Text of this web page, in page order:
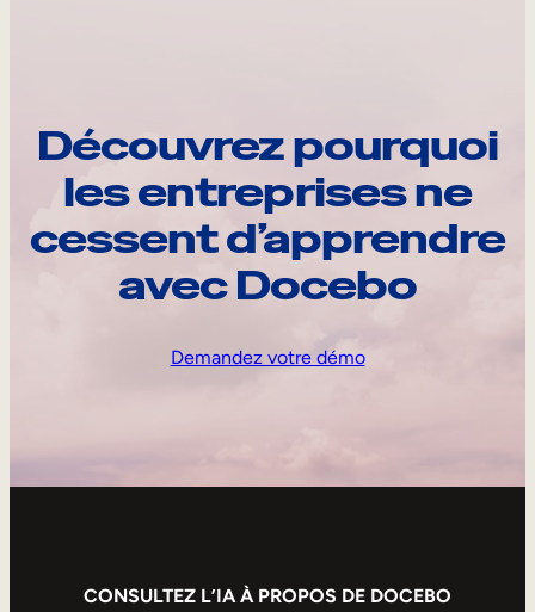
Découvrez pourquoi
les entreprises ne
cessent d’apprendre
avec Docebo
Demandez votre démo
CONSULTEZ L’IA À PROPOS DE DOCEBO